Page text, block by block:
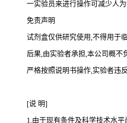
一实验员来进行操作可减少人为
免责声明
试剂盒仅供研究使用,不得用于
后果,由实验者承担,本公司概不
严格按照说明书操作,实验者违
[说 明]
1.由于现有条件及科学技术水